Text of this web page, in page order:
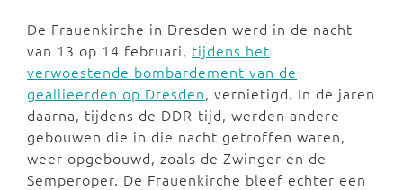
De Frauenkirche in Dresden werd in de nacht
van 13 op 14 februari, tijdens het
verwoestende bombardement van de
geallieerden op Dresden, vernietigd. In de jaren
daarna, tijdens de DDR-tijd, werden andere
gebouwen die in die nacht getroffen waren,
weer opgebouwd, zoals de Zwinger en de
Semperoper. De Frauenkirche bleef echter een